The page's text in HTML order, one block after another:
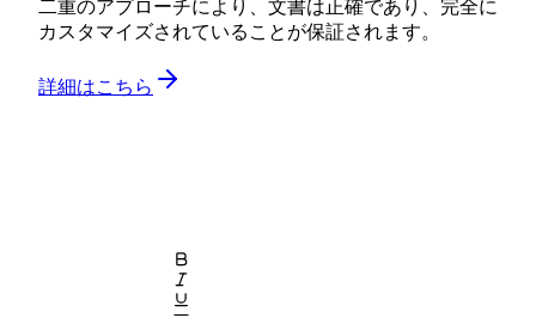
二重のアプローチにより、文書は正確であり、完全に
カスタマイズされていることが保証されます。
詳細はこちら